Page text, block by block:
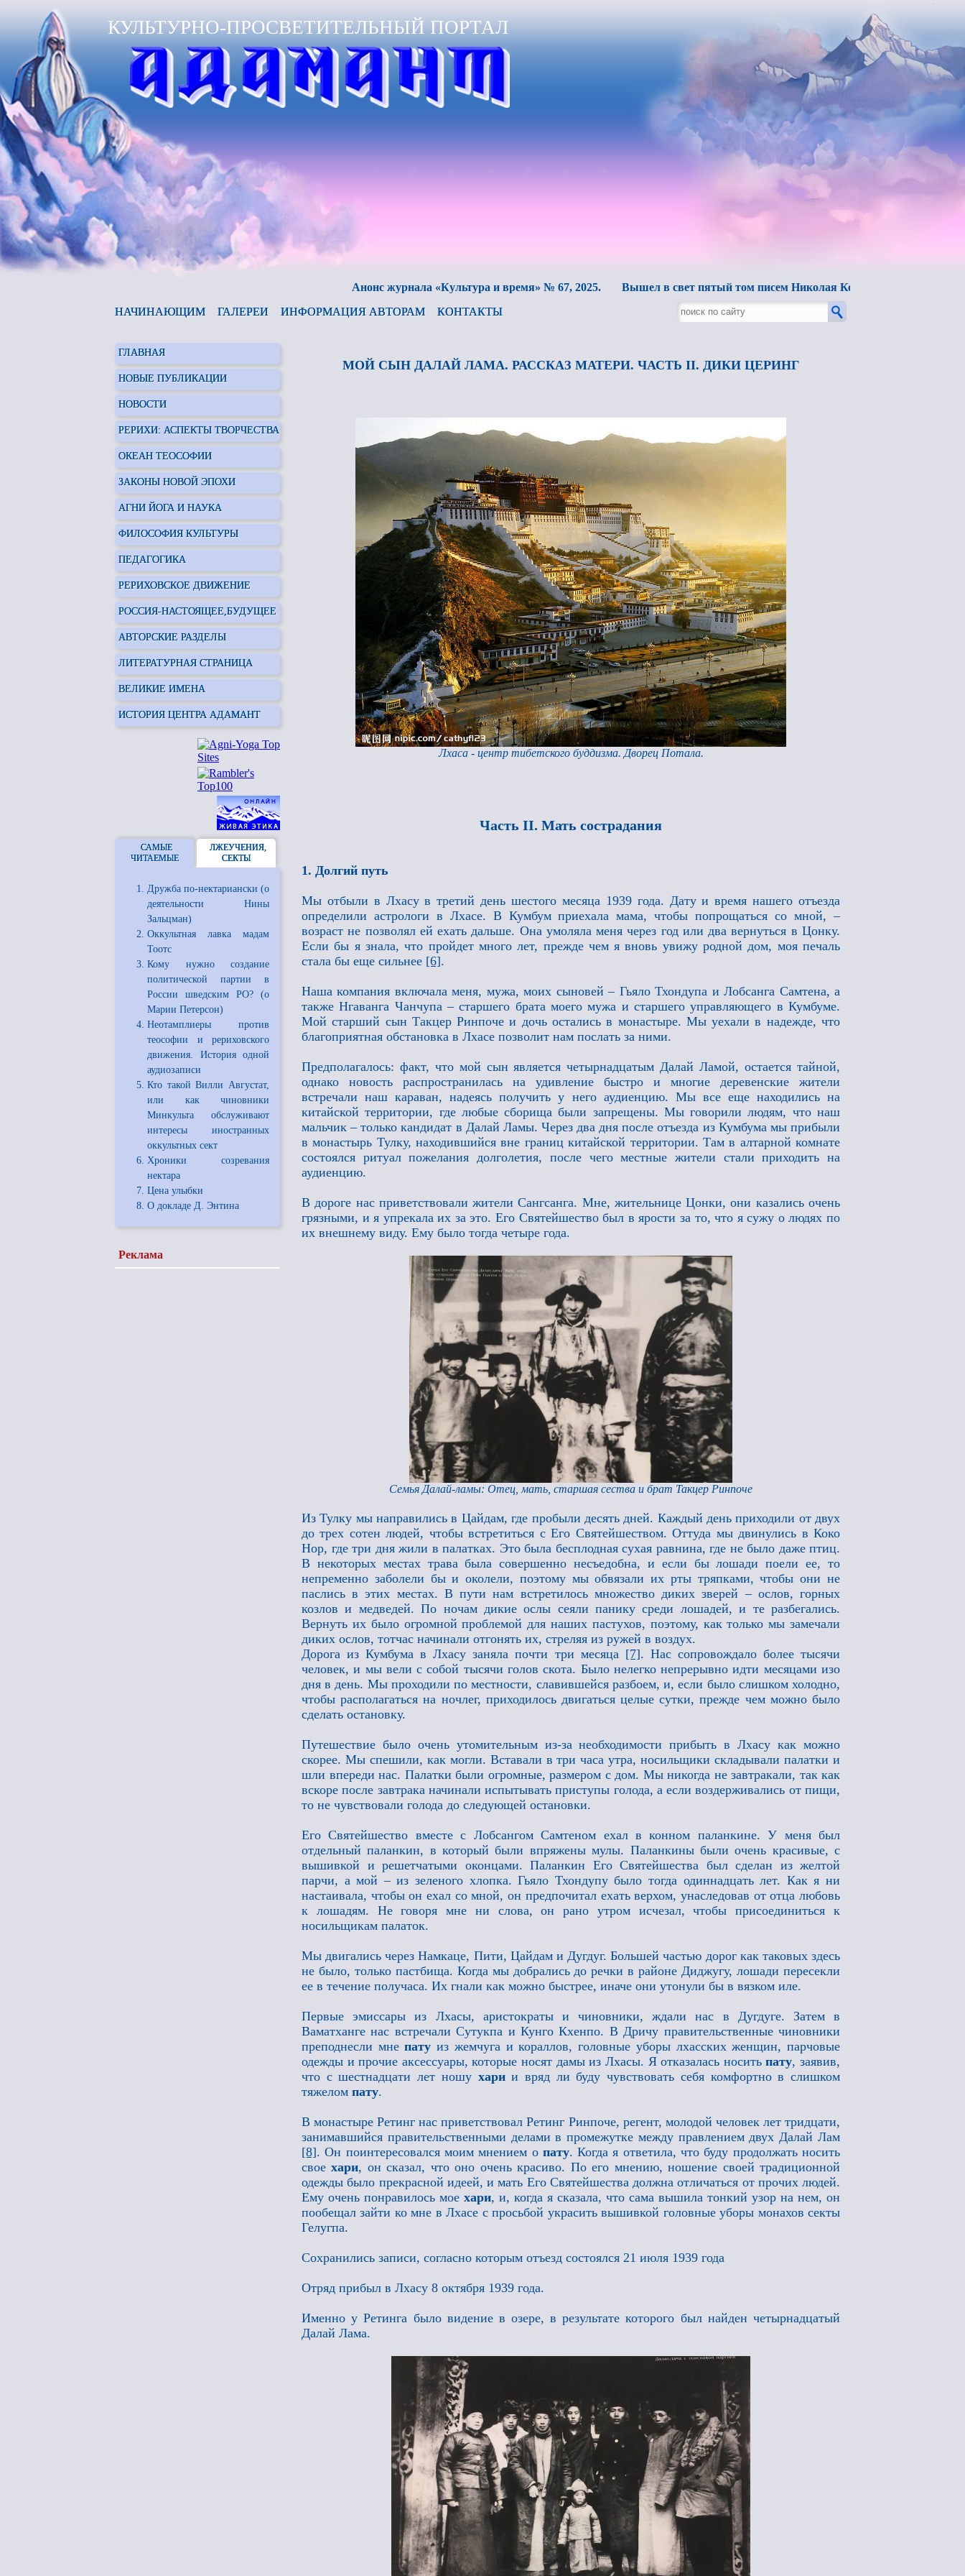
КУЛЬТУРНО-ПРОСВЕТИТЕЛЬНЫЙ ПОРТАЛ
Анонс журнала «Культура и время» № 67, 2025. Вышел в свет пятый том писем Николая Константиновича Рериха.
НАЧИНАЮЩИМ ГАЛЕРЕИ ИНФОРМАЦИЯ АВТОРАМ КОНТАКТЫ
ГЛАВНАЯ
НОВЫЕ ПУБЛИКАЦИИ
НОВОСТИ
РЕРИХИ: АСПЕКТЫ ТВОРЧЕСТВА
ОКЕАН ТЕОСОФИИ
ЗАКОНЫ НОВОЙ ЭПОХИ
АГНИ ЙОГА И НАУКА
ФИЛОСОФИЯ КУЛЬТУРЫ
ПЕДАГОГИКА
РЕРИХОВСКОЕ ДВИЖЕНИЕ
РОССИЯ-НАСТОЯЩЕЕ,БУДУЩЕЕ
АВТОРСКИЕ РАЗДЕЛЫ
ЛИТЕРАТУРНАЯ СТРАНИЦА
ВЕЛИКИЕ ИМЕНА
ИСТОРИЯ ЦЕНТРА АДАМАНТ
САМЫЕ
ЧИТАЕМЫЕ
ЛЖЕУЧЕНИЯ,
СЕКТЫ
Дружба по-нектариански (о
деятельности Нины
Зальцман)
Оккультная лавка мадам
Тоотс
Кому нужно создание
политической партии в
России шведским РО? (о
Марии Петерсон)
Неотамплиеры против
теософии и рериховского
движения. История одной
аудиозаписи
Кто такой Вилли Августат,
или как чиновники
Минкульта обслуживают
интересы иностранных
оккультных сект
Хроники созревания
нектара
Цена улыбки
О докладе Д. Энтина
Реклама
МОЙ СЫН ДАЛАЙ ЛАМА. РАССКАЗ МАТЕРИ. ЧАСТЬ II. ДИКИ ЦЕРИНГ
Лхаса - центр тибетского буддизма. Дворец Потала.
Часть II. Мать сострадания
1. Долгий путь
Мы отбыли в Лхасу в третий день шестого месяца 1939 года. Дату и время нашего отъезда
определили астрологи в Лхасе. В Кумбум приехала мама, чтобы попрощаться со мной, –
возраст не позволял ей ехать дальше. Она умоляла меня через год или два вернуться в Цонку.
Если бы я знала, что пройдет много лет, прежде чем я вновь увижу родной дом, моя печаль
стала бы еще сильнее [6].
Наша компания включала меня, мужа, моих сыновей – Гьяло Тхондупа и Лобсанга Самтена, а
также Нгаванга Чанчупа – старшего брата моего мужа и старшего управляющего в Кумбуме.
Мой старший сын Такцер Ринпоче и дочь остались в монастыре. Мы уехали в надежде, что
благоприятная обстановка в Лхасе позволит нам послать за ними.
Предполагалось: факт, что мой сын является четырнадцатым Далай Ламой, остается тайной,
однако новость распространилась на удивление быстро и многие деревенские жители
встречали наш караван, надеясь получить у него аудиенцию. Мы все еще находились на
китайской территории, где любые сборища были запрещены. Мы говорили людям, что наш
мальчик – только кандидат в Далай Ламы. Через два дня после отъезда из Кумбума мы прибыли
в монастырь Тулку, находившийся вне границ китайской территории. Там в алтарной комнате
состоялся ритуал пожелания долголетия, после чего местные жители стали приходить на
аудиенцию.
В дороге нас приветствовали жители Сангсанга. Мне, жительнице Цонки, они казались очень
грязными, и я упрекала их за это. Его Святейшество был в ярости за то, что я сужу о людях по
их внешнему виду. Ему было тогда четыре года.
Семья Далай-ламы: Отец, мать, старшая сества и брат Такцер Ринпоче
Из Тулку мы направились в Цайдам, где пробыли десять дней. Каждый день приходили от двух
до трех сотен людей, чтобы встретиться с Его Святейшеством. Оттуда мы двинулись в Коко
Нор, где три дня жили в палатках. Это была бесплодная сухая равнина, где не было даже птиц.
В некоторых местах трава была совершенно несъедобна, и если бы лошади поели ее, то
непременно заболели бы и околели, поэтому мы обвязали их рты тряпками, чтобы они не
паслись в этих местах. В пути нам встретилось множество диких зверей – ослов, горных
козлов и медведей. По ночам дикие ослы сеяли панику среди лошадей, и те разбегались.
Вернуть их было огромной проблемой для наших пастухов, поэтому, как только мы замечали
диких ослов, тотчас начинали отгонять их, стреляя из ружей в воздух.
Дорога из Кумбума в Лхасу заняла почти три месяца [7]. Нас сопровождало более тысячи
человек, и мы вели с собой тысячи голов скота. Было нелегко непрерывно идти месяцами изо
дня в день. Мы проходили по местности, славившейся разбоем, и, если было слишком холодно,
чтобы располагаться на ночлег, приходилось двигаться целые сутки, прежде чем можно было
сделать остановку.
Путешествие было очень утомительным из-за необходимости прибыть в Лхасу как можно
скорее. Мы спешили, как могли. Вставали в три часа утра, носильщики складывали палатки и
шли впереди нас. Палатки были огромные, размером с дом. Мы никогда не завтракали, так как
вскоре после завтрака начинали испытывать приступы голода, а если воздерживались от пищи,
то не чувствовали голода до следующей остановки.
Его Святейшество вместе с Лобсангом Самтеном ехал в конном паланкине. У меня был
отдельный паланкин, в который были впряжены мулы. Паланкины были очень красивые, с
вышивкой и решетчатыми оконцами. Паланкин Его Святейшества был сделан из желтой
парчи, а мой – из зеленого хлопка. Гьяло Тхондупу было тогда одиннадцать лет. Как я ни
настаивала, чтобы он ехал со мной, он предпочитал ехать верхом, унаследовав от отца любовь
к лошадям. Не говоря мне ни слова, он рано утром исчезал, чтобы присоединиться к
носильщикам палаток.
Мы двигались через Намкаце, Пити, Цайдам и Дугдуг. Большей частью дорог как таковых здесь
не было, только пастбища. Когда мы добрались до речки в районе Диджугу, лошади пересекли
ее в течение получаса. Их гнали как можно быстрее, иначе они утонули бы в вязком иле.
Первые эмиссары из Лхасы, аристократы и чиновники, ждали нас в Дугдуге. Затем в
Ваматханге нас встречали Сутукпа и Кунго Кхенпо. В Дричу правительственные чиновники
преподнесли мнепату из жемчуга и кораллов, головные уборы лхасских женщин, парчовые
одежды и прочие аксессуары, которые носят дамы из Лхасы. Я отказалась носитьпату, заявив,
что с шестнадцати лет ношу харии вряд ли буду чувствовать себя комфортно в слишком
тяжелом пату.
В монастыре Ретинг нас приветствовал Ретинг Ринпоче, регент, молодой человек лет тридцати,
занимавшийся правительственными делами в промежутке между правлением двух Далай Лам
[8]. Он поинтересовался моим мнением о пату. Когда я ответила, что буду продолжать носить
своехари, он сказал, что оно очень красиво. По его мнению, ношение своей традиционной
одежды было прекрасной идеей, и мать Его Святейшества должна отличаться от прочих людей.
Ему очень понравилось мое хари, и, когда я сказала, что сама вышила тонкий узор на нем, он
пообещал зайти ко мне в Лхасе с просьбой украсить вышивкой головные уборы монахов секты
Гелугпа.
Сохранились записи, согласно которым отъезд состоялся 21 июля 1939 года
Отряд прибыл в Лхасу 8 октября 1939 года.
Именно у Ретинга было видение в озере, в результате которого был найден четырнадцатый
Далай Лама.